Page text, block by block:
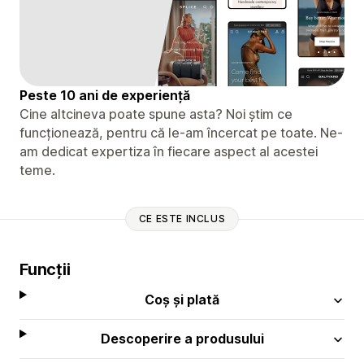
Peste 10 ani de experiență
Cine altcineva poate spune asta? Noi știm ce
funcționează, pentru că le-am încercat pe toate. Ne-
am dedicat expertiza în fiecare aspect al acestei
teme.
CE ESTE INCLUS
Funcții
Coș și plată
Descoperire a produsului